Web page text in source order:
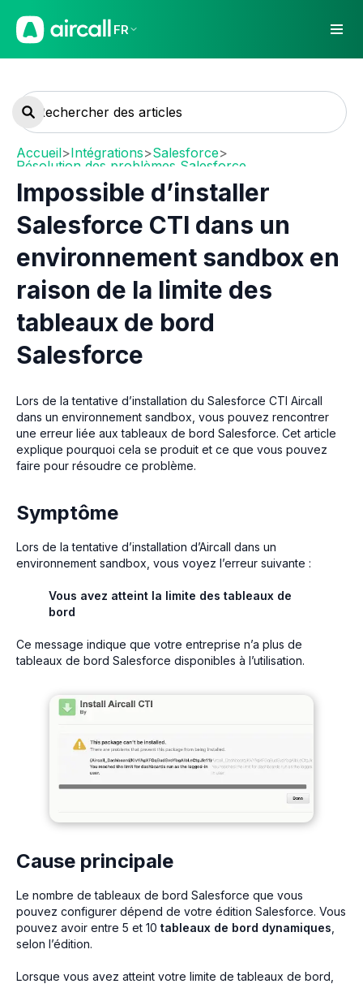
FR
Accueil>Intégrations>Salesforce>
Résolution des problèmes Salesforce
Impossible d’installer
Salesforce CTI dans un
environnement sandbox en
raison de la limite des
tableaux de bord
Salesforce
Lors de la tentative d’installation du Salesforce CTI Aircall
dans un environnement sandbox, vous pouvez rencontrer
une erreur liée aux tableaux de bord Salesforce. Cet article
explique pourquoi cela se produit et ce que vous pouvez
faire pour résoudre ce problème.
Symptôme
Lors de la tentative d’installation d’Aircall dans un
environnement sandbox, vous voyez l’erreur suivante :
Vous avez atteint la limite des tableaux de
bord
Ce message indique que votre entreprise n’a plus de
tableaux de bord Salesforce disponibles à l’utilisation.
Cause principale
Le nombre de tableaux de bord Salesforce que vous
pouvez configurer dépend de votre édition Salesforce. Vous
pouvez avoir entre 5 et 10 tableaux de bord dynamiques
selon l’édition.
Lorsque vous avez atteint votre limite de tableaux de bord,